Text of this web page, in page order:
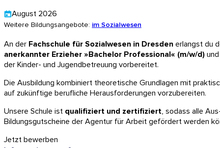
August 2026
Weitere Bildungsangebote: im Sozialwesen
An der Fachschule für Sozialwesen in Dresden erlangst du
anerkannter Erzieher »Bachelor Professional« (m/w/d)
der Kinder- und Jugendbetreuung vorbereitet.
Die Ausbildung kombiniert theoretische Grundlagen mit
auf zukünftige berufliche Herausforderungen vorzubereiten.
Unsere Schule ist qualifiziert und zertifiziert, sodass alle
Bildungsgutscheine der Agentur für Arbeit gefördert werden
Jetzt bewerben